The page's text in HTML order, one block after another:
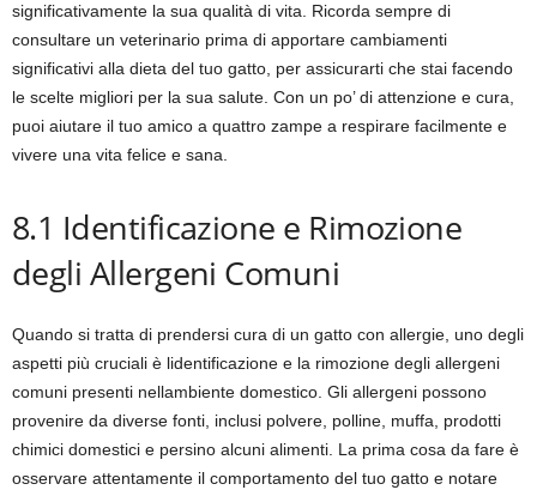
significativamente la sua qualità di vita. Ricorda sempre di
consultare un veterinario prima di apportare cambiamenti
significativi alla dieta del tuo gatto, per assicurarti che stai facendo
le scelte migliori per la sua salute. Con un po’ di attenzione e cura,
puoi aiutare il tuo amico a quattro zampe a respirare facilmente e
vivere una vita felice e sana.
8.1 Identificazione e Rimozione
degli Allergeni Comuni
Quando si tratta di prendersi cura di un gatto con allergie, uno degli
aspetti più cruciali è lidentificazione e la rimozione degli allergeni
comuni presenti nellambiente domestico. Gli allergeni possono
provenire da diverse fonti, inclusi polvere, polline, muffa, prodotti
chimici domestici e persino alcuni alimenti. La prima cosa da fare è
osservare attentamente il comportamento del tuo gatto e notare